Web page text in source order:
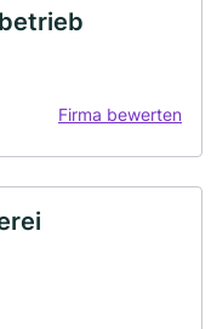
Firma bewerten